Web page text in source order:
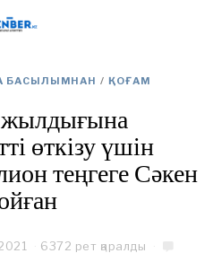
БАСЫЛЫМНАН / ҚОҒАМ
жылдығына
өткізу үшін
теңгеге Сәкен
6372 рет қаралды